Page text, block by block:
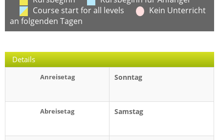
Course start for all levels
Kein Unterricht
an folgenden Tagen
Details
Anreisetag Sonntag
Abreisetag Samstag